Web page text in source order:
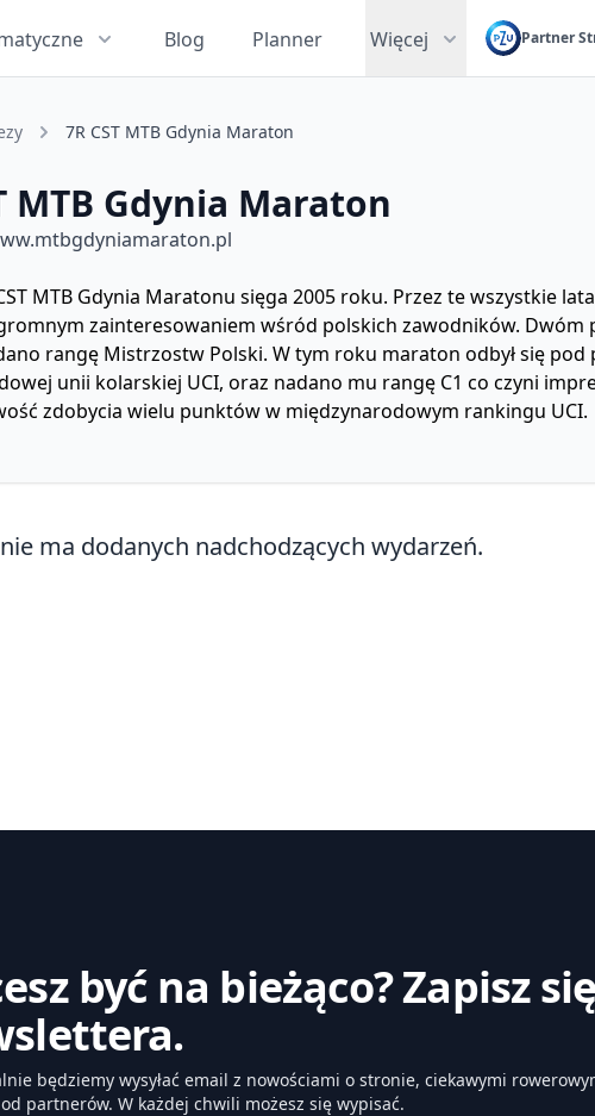
Blog Planner Więcej Partner
7R CST MTB Gdynia Maraton
MTB Gdynia Maraton
MTB Gdynia Maratonu sięga 2005 roku. Przez te wszystkie
zainteresowaniem wśród polskich zawodników. Dwóm
rangę Mistrzostw Polski. W tym roku maraton odbył się
unii kolarskiej UCI, oraz nadano mu rangę C1 co czyni
zdobycia wielu punktów w międzynarodowym rankingu UCI.
ma dodanych nadchodzących wydarzeń.
być na bieżąco? Zapisz
będziemy wysyłać email z nowościami o stronie, ciekawymi
partnerów. W każdej chwili możesz się wypisać.